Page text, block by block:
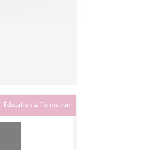
Éducation & Formation